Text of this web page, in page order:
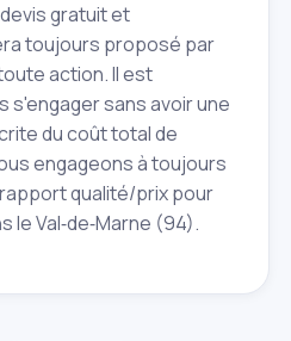
gratuit et
toujours proposé par
action. Il est
s'engager sans avoir une
du coût total de
engageons à toujours
qualité/prix pour
le Val‑de‑Marne (94).